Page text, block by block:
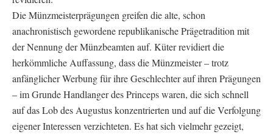
Die Münzmeisterprägungen greifen die alte, schon
anachronistisch gewordene republikanische Prägetradition mit
der Nennung der Münzbeamten auf. Küter revidiert die
herkömmliche Auffassung, dass die Münzmeister – trotz
anfänglicher Werbung für ihre Geschlechter auf ihren Prägungen
– im Grunde Handlanger des Princeps waren, die sich schnell
auf das Lob des Augustus konzentrierten und auf die Verfolgung
eigener Interessen verzichteten. Es hat sich vielmehr gezeigt,